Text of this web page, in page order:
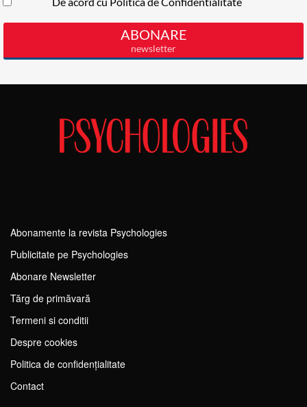
Abonamente la revista Psychologies
Publicitate pe Psychologies
Abonare Newsletter
Tărg de primăvară
Termeni si conditii
Despre cookies
Politica de confidențialitate
Contact